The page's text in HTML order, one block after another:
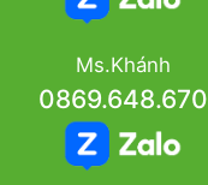
Ms.Khánh
0869.648.670